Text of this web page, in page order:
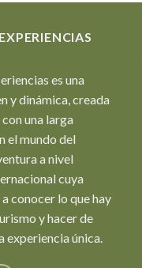
es una
y dinámica, creada
una larga
el mundo del
a nivel
cuya
conocer lo que hay
y hacer de
experiencia única.